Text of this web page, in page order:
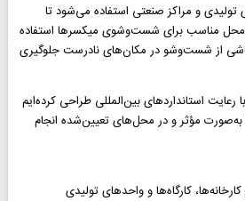
تولیدی و مراکز صنعتی استفاده می‌شود تا
محل مناسب برای شست‌وشوی میکسرها استفاده
از شست‌وشو در مکان‌های نادرست جلوگیری
با رعایت استانداردهای بین‌المللی طراحی کرده‌ایم
مؤثر و در محل‌های تعیین‌شده انجام
کارگاه‌ها و واحدهای تولیدی